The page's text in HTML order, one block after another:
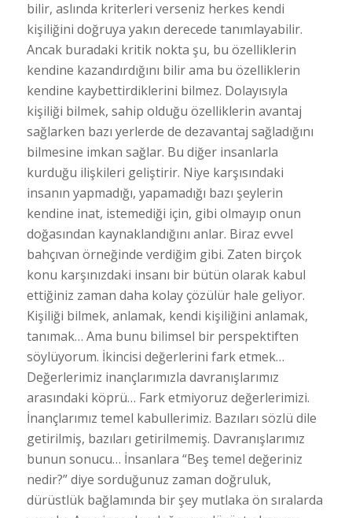
bilir, aslında kriterleri verseniz herkes kendi
kişiliğini doğruya yakın derecede tanımlayabilir.
Ancak buradaki kritik nokta şu, bu özelliklerin
kendine kazandırdığını bilir ama bu özelliklerin
kendine kaybettirdiklerini bilmez. Dolayısıyla
kişiliği bilmek, sahip olduğu özelliklerin avantaj
sağlarken bazı yerlerde de dezavantaj sağladığını
bilmesine imkan sağlar. Bu diğer insanlarla
kurduğu ilişkileri geliştirir. Niye karşısındaki
insanın yapmadığı, yapamadığı bazı şeylerin
kendine inat, istemediği için, gibi olmayıp onun
doğasından kaynaklandığını anlar. Biraz evvel
bahçıvan örneğinde verdiğim gibi. Zaten birçok
konu karşınızdaki insanı bir bütün olarak kabul
ettiğiniz zaman daha kolay çözülür hale geliyor.
Kişiliği bilmek, anlamak, kendi kişiliğini anlamak,
tanımak… Ama bunu bilimsel bir perspektiften
söylüyorum. İkincisi değerlerini fark etmek…
Değerlerimiz inançlarımızla davranışlarımız
arasındaki köprü… Fark etmiyoruz değerlerimizi.
İnançlarımız temel kabullerimiz. Bazıları sözlü dile
getirilmiş, bazıları getirilmemiş. Davranışlarımız
bunun sonucu… İnsanlara “Beş temel değeriniz
nedir?” diye sorduğunuz zaman doğruluk,
dürüstlük bağlamında bir şey mutlaka ön sıralarda